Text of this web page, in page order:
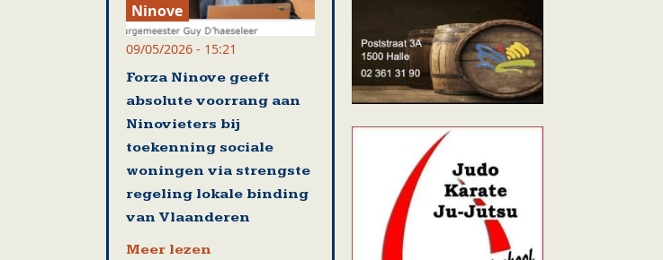
Ninove
09/05/2026 - 15:21
Forza Ninove geeft
absolute voorrang aan
Ninovieters bij
toekenning sociale
woningen via strengste
regeling lokale binding
van Vlaanderen
Meer lezen